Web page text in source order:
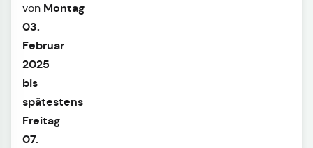
von Montag
03.
Februar
2025
bis
spätestens
Freitag
07.